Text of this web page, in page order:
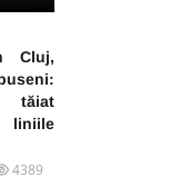
Cluj,
tăiat
4389